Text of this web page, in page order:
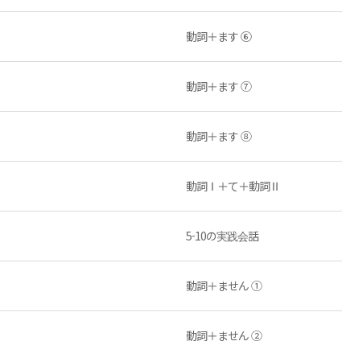
動詞＋ます ⑥
動詞＋ます ⑦
動詞＋ます ⑧
動詞Ⅰ＋て＋動詞Ⅱ
5-10の実践会話
動詞＋ません ①
動詞＋ません ②